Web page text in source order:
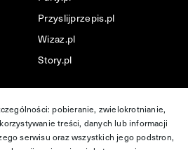
Przyslijprzepis.pl
Wizaz.pl
Story.pl
pobieranie, zwielokrotnianie,
treści, danych lub informacji
serwisu oraz wszystkich jego podstron,